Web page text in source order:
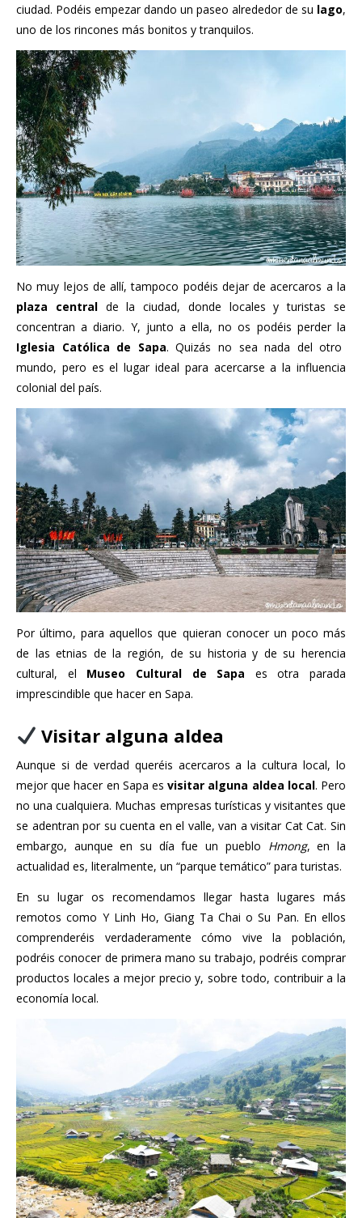
ciudad. Podéis empezar dando un paseo alrededor de su lago,
uno de los rincones más bonitos y tranquilos.
No muy lejos de allí, tampoco podéis dejar de acercaros a la
plaza central de la ciudad, donde locales y turistas se
concentran a diario. Y, junto a ella, no os podéis perder la
Iglesia Católica de Sapa. Quizás no sea nada del otro
mundo, pero es el lugar ideal para acercarse a la influencia
colonial del país.
Por último, para aquellos que quieran conocer un poco más
de las etnias de la región, de su historia y de su herencia
cultural, el Museo Cultural de Sapa es otra parada
imprescindible que hacer en Sapa.
Visitar alguna aldea
Aunque si de verdad queréis acercaros a la cultura local, lo
mejor que hacer en Sapa es visitar alguna aldea local. Pero
no una cualquiera. Muchas empresas turísticas y visitantes que
se adentran por su cuenta en el valle, van a visitar Cat Cat. Sin
embargo, aunque en su día fue un pueblo Hmong, en la
actualidad es, literalmente, un “parque temático” para turistas.
En su lugar os recomendamos llegar hasta lugares más
remotos como Y Linh Ho, Giang Ta Chai o Su Pan. En ellos
comprenderéis verdaderamente cómo vive la población,
podréis conocer de primera mano su trabajo, podréis comprar
productos locales a mejor precio y, sobre todo, contribuir a la
economía local.